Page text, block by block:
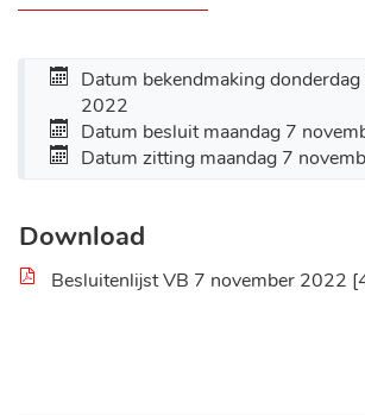
Datum bekendmaking
2022
Datum besluitmaandag 7
Datum zitting maandag 7
Download
Besluitenlijst VB 7 november 2022